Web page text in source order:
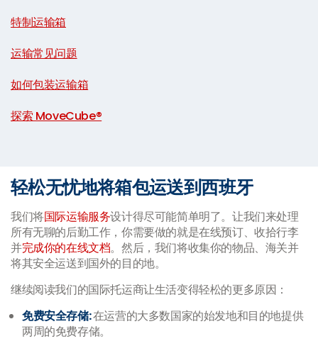
特制运输箱
运输常见问题
如何包装运输箱
探索 MoveCube®
轻松无忧地将箱包运送到西班牙
我们将国际运输服务设计得尽可能简单明了。让我们来处理
所有无聊的后勤工作，你需要做的就是在线预订、收拾行李
并完成你的在线文档。然后，我们将收集你的物品、海关并
将其安全运送到国外的目的地。
继续阅读我们的国际托运商让生活变得轻松的更多原因：
免费安全存储:在运营的大多数国家的始发地和目的地提供
两周的免费存储。